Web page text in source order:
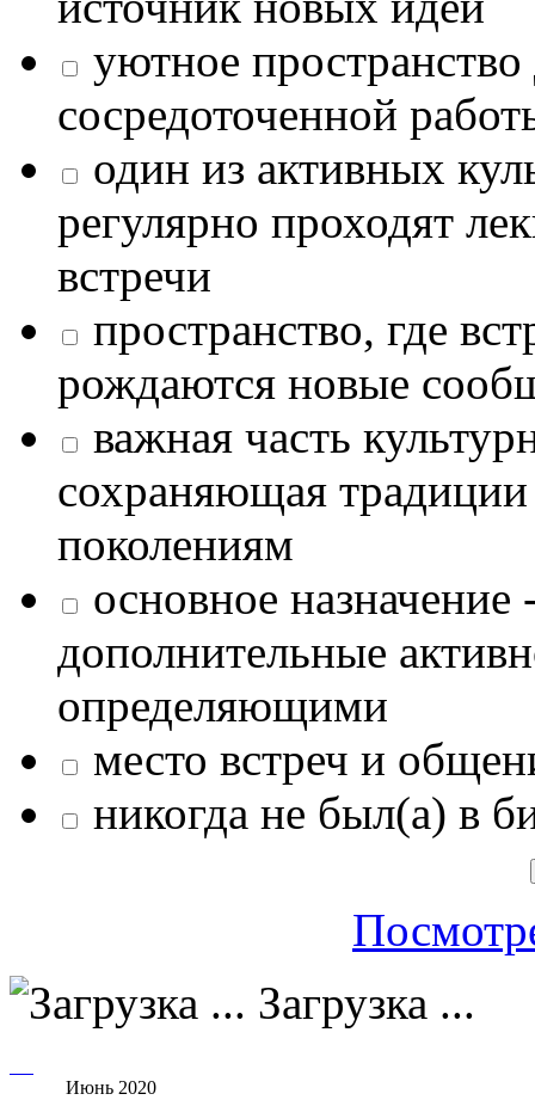
уютное
сосредоточенной
один из активных
регулярно проходят
встречи
пространство, где
рождаются новые
важная часть
сохраняющая
поколениям
основное назначение
дополнительные
определяющими
место встреч и
никогда не был(а) в
Загрузка ...
Июнь 2020